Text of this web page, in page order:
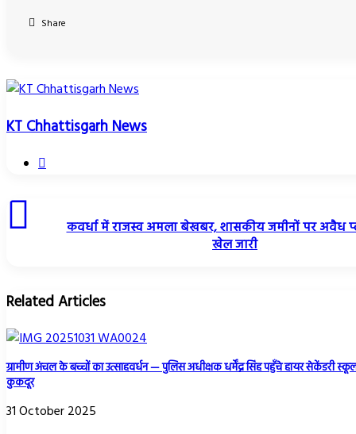
Share
KT Chhattisgarh News
Website
कवर्धा में राजस्व अमला बेखबर, शासकीय जमीनों पर अवैध
खेल जारी
Related Articles
ग्रामीण अंचल के बच्चों का उत्साहवर्धन — पुलिस अधीक्षक धर्मेंद्र सिंह पहुँचे हायर सेकेंडरी
कुकदूर
31 October 2025